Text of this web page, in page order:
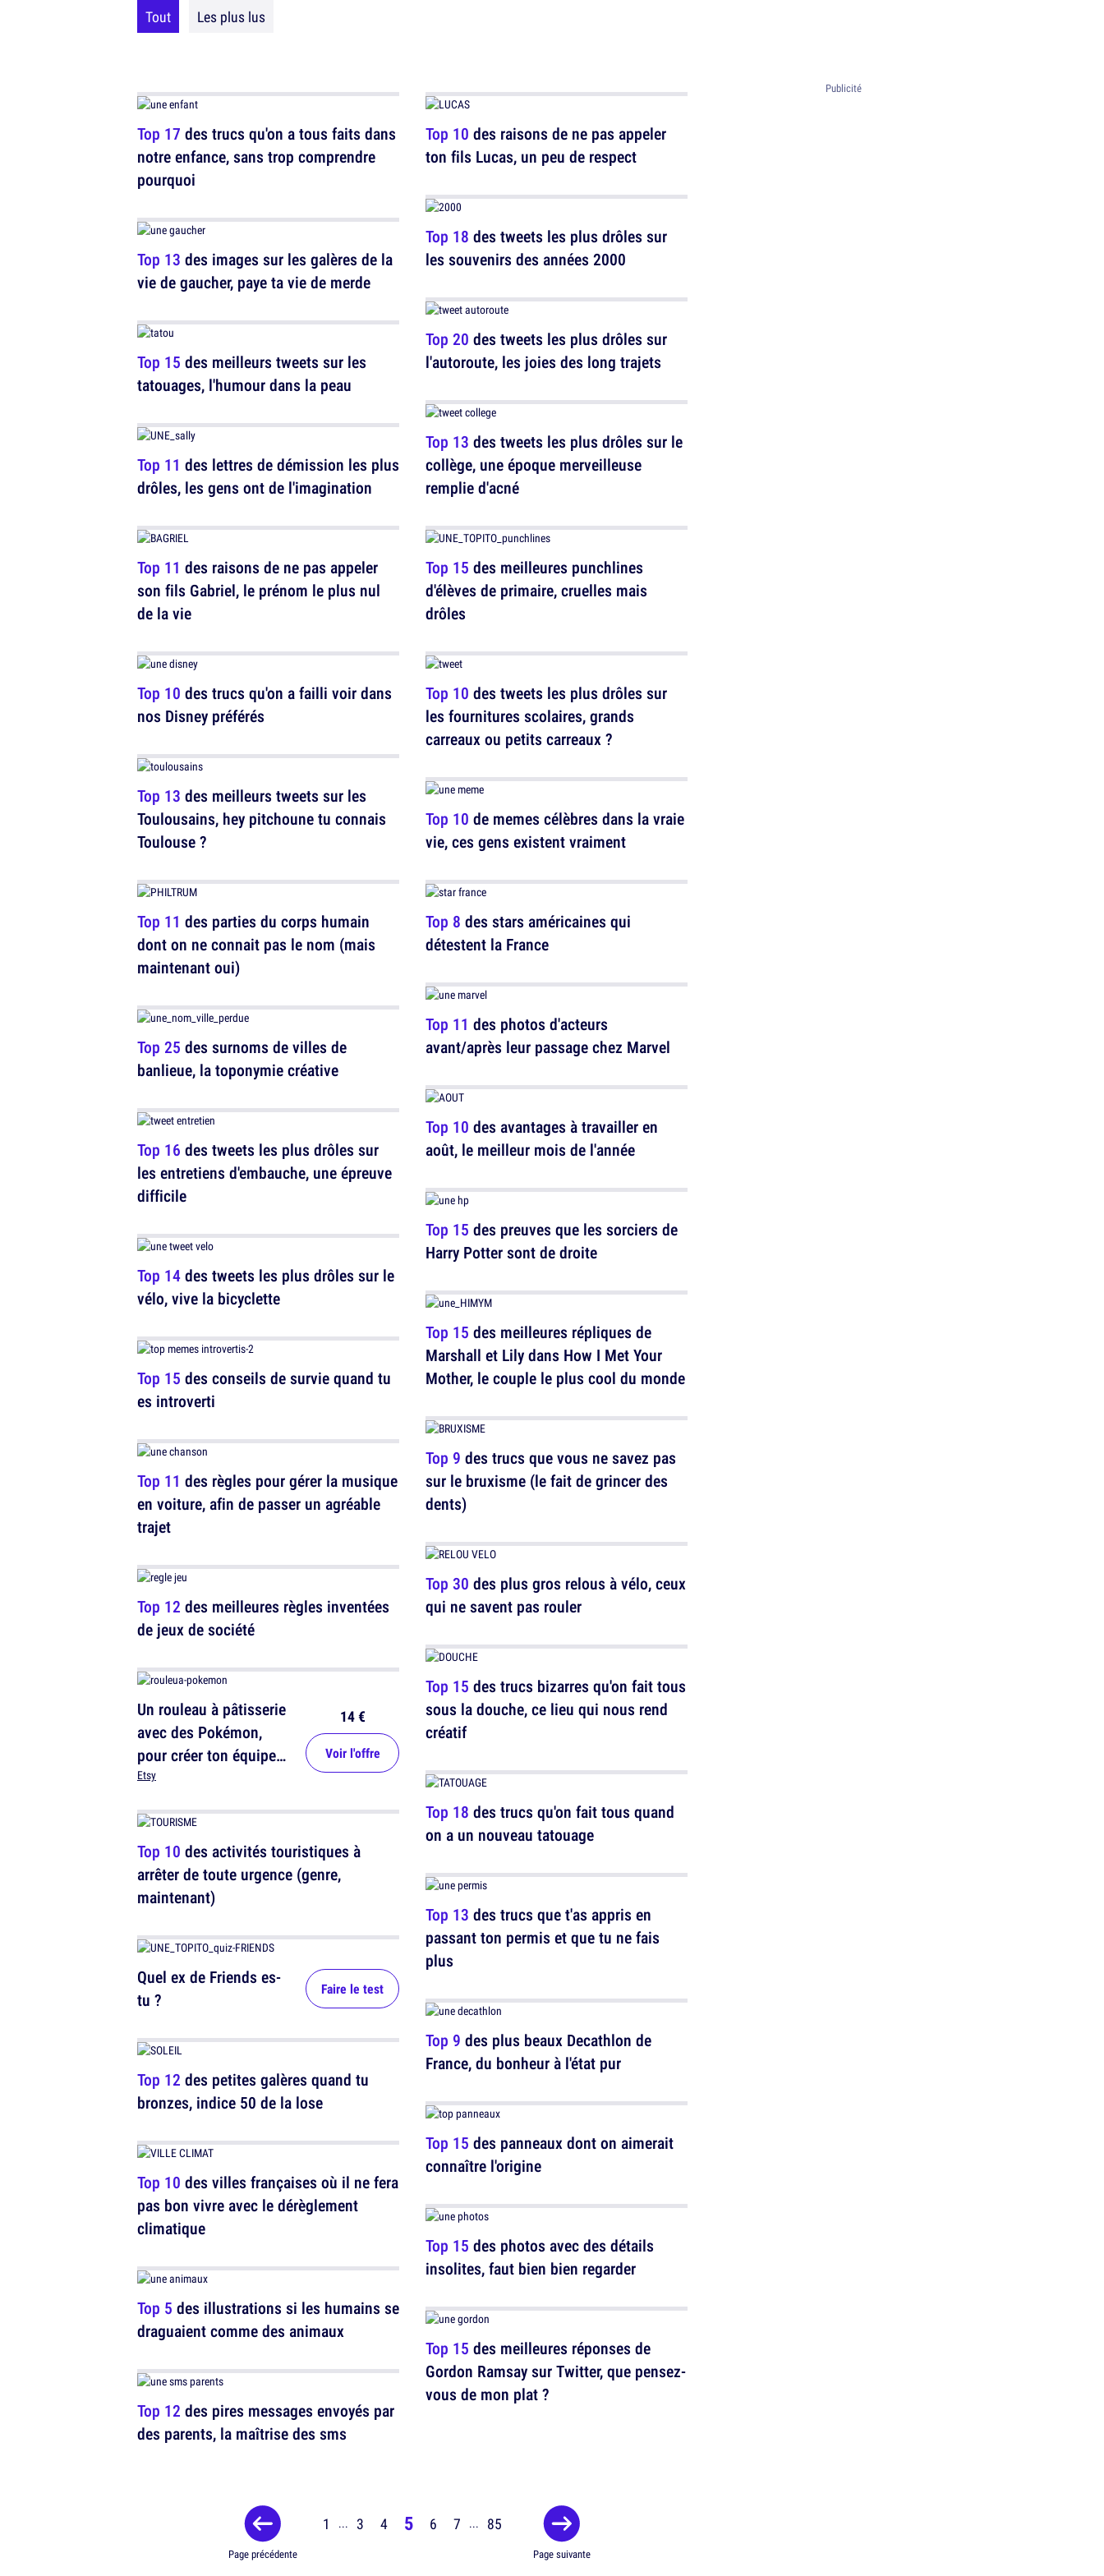
Tout Les plus lus
Top 17 des trucs qu'on a tous faits dans
notre enfance, sans trop comprendre
pourquoi
Top 13 des images sur les galères de la
vie de gaucher, paye ta vie de merde
Top 15 des meilleurs tweets sur les
tatouages, l'humour dans la peau
Top 11 des lettres de démission les plus
drôles, les gens ont de l'imagination
Top 11 des raisons de ne pas appeler
son fils Gabriel, le prénom le plus nul
de la vie
Top 10 des trucs qu'on a failli voir dans
nos Disney préférés
Top 13 des meilleurs tweets sur les
Toulousains, hey pitchoune tu connais
Toulouse ?
Top 11 des parties du corps humain
dont on ne connait pas le nom (mais
maintenant oui)
Top 25 des surnoms de villes de
banlieue, la toponymie créative
Top 16 des tweets les plus drôles sur
les entretiens d'embauche, une épreuve
difficile
Top 14des tweets les plus drôles sur le
vélo, vive la bicyclette
Top 15 des conseils de survie quand tu
es introverti
Top 11 des règles pour gérer la musique
en voiture, afin de passer un agréable
trajet
Top 12 des meilleures règles inventées
de jeux de société
Un rouleau à pâtisserie
avec des Pokémon,
pour créer ton équipe
en gâteaux
Etsy
14 €
Voir l'offre
Top 10 des activités touristiques à
arrêter de toute urgence (genre,
maintenant)
Quel ex de Friends es-
tu ?
Faire le test
Top 12 des petites galères quand tu
bronzes, indice 50 de la lose
Top 10 des villes françaises où il ne fera
pas bon vivre avec le dérèglement
climatique
Top 5 des illustrations si les humains se
draguaient comme des animaux
Top 12 des pires messages envoyés par
des parents, la maîtrise des sms
Top 10 des raisons de ne pas appeler
ton fils Lucas, un peu de respect
Top 18 des tweets les plus drôles sur
les souvenirs des années 2000
Top 20 des tweets les plus drôles sur
l'autoroute, les joies des long trajets
Top 13 des tweets les plus drôles sur le
collège, une époque merveilleuse
remplie d'acné
Top 15 des meilleures punchlines
d'élèves de primaire, cruelles mais
drôles
Top 10 des tweets les plus drôles sur
les fournitures scolaires, grands
carreaux ou petits carreaux ?
Top 10 de memes célèbres dans la vraie
vie, ces gens existent vraiment
Top 8 des stars américaines qui
détestent la France
Top 11 des photos d'acteurs
avant/après leur passage chez Marvel
Top 10 des avantages à travailler en
août, le meilleur mois de l'année
Top 15 des preuves que les sorciers de
Harry Potter sont de droite
Top 15 des meilleures répliques de
Marshall et Lily dans How I Met Your
Mother, le couple le plus cool du monde
Top 9 des trucs que vous ne savez pas
sur le bruxisme (le fait de grincer des
dents)
Top 30 des plus gros relous à vélo, ceux
qui ne savent pas rouler
Top 15 des trucs bizarres qu'on fait tous
sous la douche, ce lieu qui nous rend
créatif
Top 18 des trucs qu'on fait tous quand
on a un nouveau tatouage
Top 13 des trucs que t'as appris en
passant ton permis et que tu ne fais
plus
Top 9 des plus beaux Decathlon de
France, du bonheur à l'état pur
Top 15 des panneaux dont on aimerait
connaître l'origine
Top 15 des photos avec des détails
insolites, faut bien bien regarder
Top 15 des meilleures réponses de
Gordon Ramsay sur Twitter, que pensez-
vous de mon plat ?
Page précédente
1 ... 3 4 5 6 7 ... 85
Page suivante